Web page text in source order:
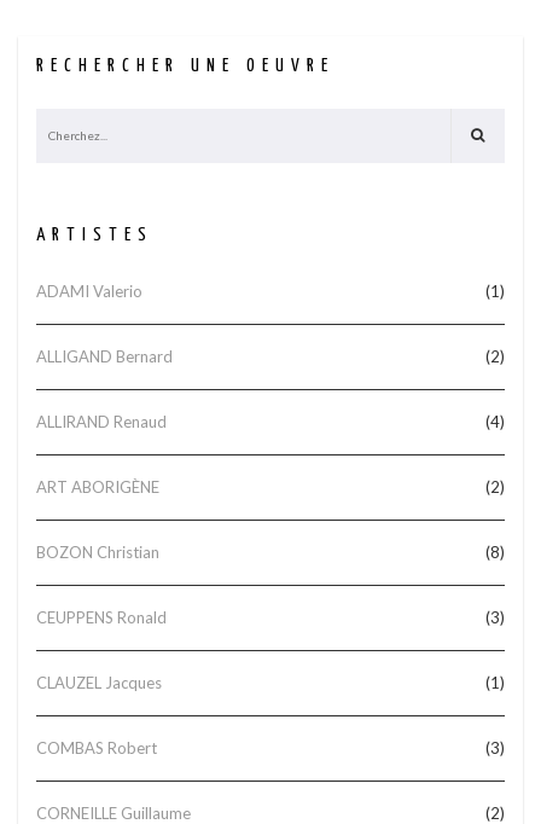
RECHERCHER UNE OEUVRE
ARTISTES
ADAMI Valerio (1)
ALLIGAND Bernard (2)
ALLIRAND Renaud (4)
ART ABORIGÈNE (2)
BOZON Christian (8)
CEUPPENS Ronald (3)
CLAUZEL Jacques (1)
COMBAS Robert (3)
CORNEILLE Guillaume (2)